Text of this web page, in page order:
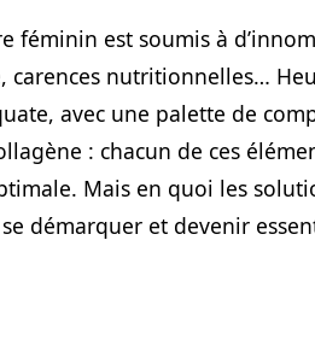
féminin est soumis à
carences nutritionnelles…
avec une palette de
: chacun de ces
Mais en quoi les
démarquer et devenir